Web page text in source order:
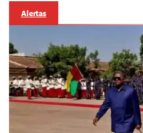
Alertas